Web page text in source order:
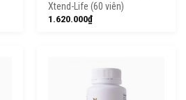
Xtend-Life (60 viên)
1.620.000₫